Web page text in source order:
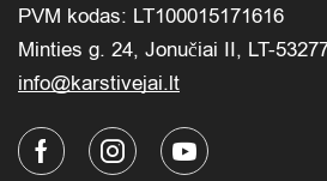
PVM kodas: LT100015171616
Minties g. 24, Jonučiai II, LT-
info@karstivejai.lt